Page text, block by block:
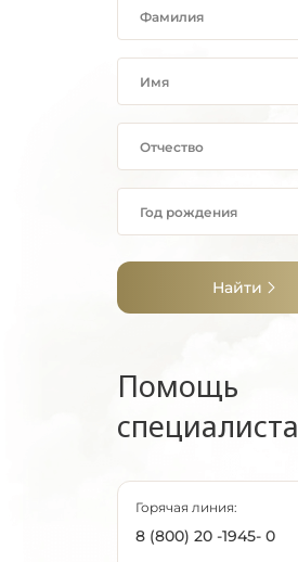
Найти
Помощь
специалиста
Горячая линия:
8 (800) 20 -1945- 0